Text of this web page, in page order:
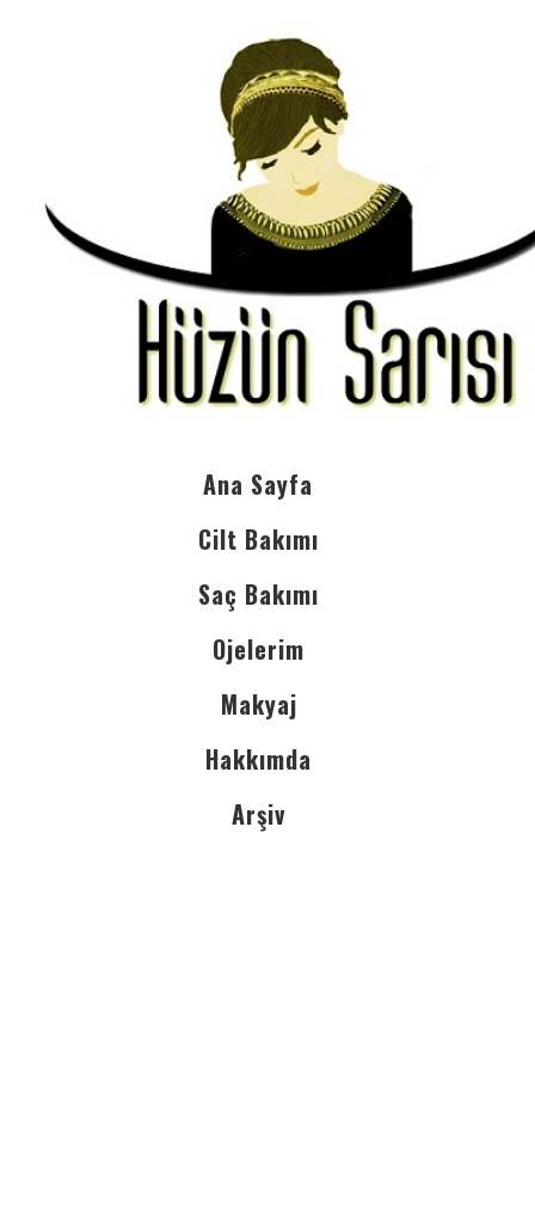
Ana Sayfa
Cilt Bakımı
Saç Bakımı
Ojelerim
Makyaj
Hakkımda
Arşiv